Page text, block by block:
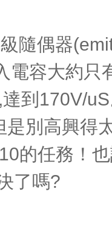
隨偶器
電容大約只
到170V/
別高興得
的任務！
了嗎?